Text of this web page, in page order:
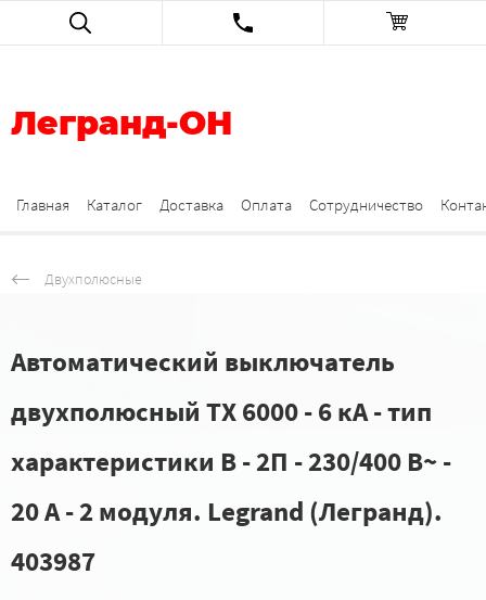
Легранд-ОН
Главная Каталог Доставка Оплата Сотрудничество
Двухполюсные
Автоматический выключатель
двухполюсный TX 6000 - 6 кА - тип
характеристики B - 2П - 230/400 В~ -
20 А - 2 модуля. Legrand (Легранд).
403987